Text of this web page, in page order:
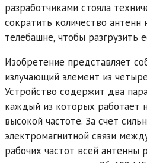
разработчиками стояла
сократить количество антенн
телебашне, чтобы разгрузить
Изобретение представляет
излучающий элемент из
Устройство содержит два
каждый из которых работает
высокой частоте. За счет
электромагнитной связи
рабочих частот всей антенны